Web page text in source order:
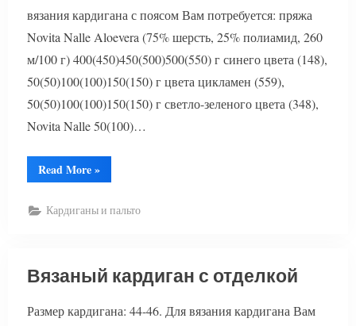
вязания кардигана с поясом Вам потребуется: пряжа
Novita Nalle Aloevera (75% шерсть, 25% полиамид, 260
м/100 г) 400(450)450(500)500(550) г синего цвета (148),
50(50)100(100)150(150) г цвета цикламен (559),
50(50)100(100)150(150) г светло-зеленого цвета (348),
Novita Nalle 50(100)…
Read More“Цветной
кардиган
»
Кардиганы и пальто
Вязаный кардиган с отделкой
Размер кардигана: 44-46. Для вязания кардигана Вам